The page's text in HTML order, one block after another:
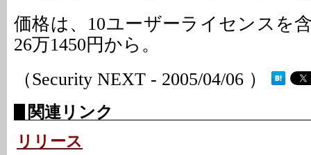
価格は、10ユーザーライセンスを
26万1450円から。
（Security NEXT - 2005/04/06 ）
関連リンク
リリース